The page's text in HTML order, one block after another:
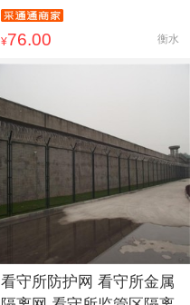
¥76.00 衡水
看守所防护网 看守所金属